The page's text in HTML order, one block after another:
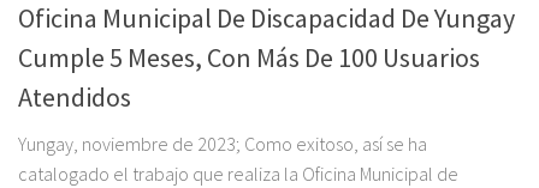
Oficina Municipal De Discapacidad De Yungay
Cumple 5 Meses, Con Más De 100 Usuarios
Atendidos
Yungay, noviembre de 2023; Como exitoso, así se ha
catalogado el trabajo que realiza la Oficina Municipal de